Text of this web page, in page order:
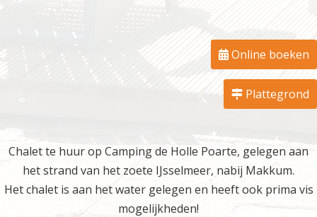
Online boeken
Plattegrond
Chalet te huur op Camping de Holle Poarte, gelegen aan
het strand van het zoete IJsselmeer, nabij Makkum.
Het chalet is aan het water gelegen en heeft ook prima vis
mogelijkheden!